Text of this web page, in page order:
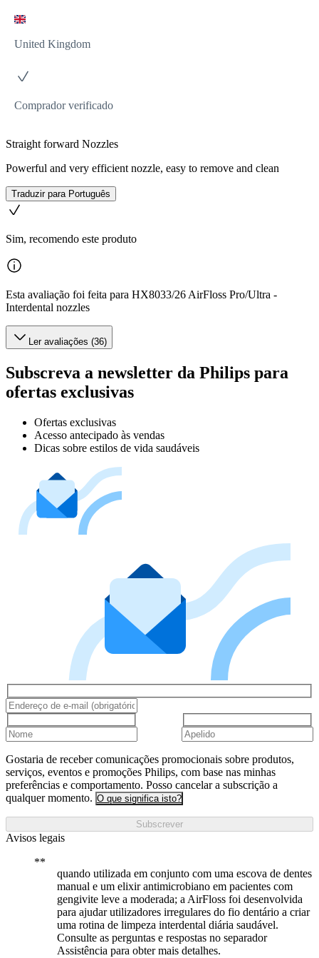
United Kingdom
Comprador verificado
Straight forward Nozzles
Powerful and very efficient nozzle, easy to remove and clean
Traduzir para Português
Sim, recomendo este produto
Esta avaliação foi feita para HX8033/26 AirFloss Pro/Ultra -
Interdental nozzles
Ler avaliações (36)
Subscreva a newsletter da Philips para
ofertas exclusivas
Ofertas exclusivas
Acesso antecipado às vendas
Dicas sobre estilos de vida saudáveis
Gostaria de receber comunicações promocionais sobre produtos,
serviços, eventos e promoções Philips, com base nas minhas
preferências e comportamento. Posso cancelar a subscrição a
qualquer momento. O que significa isto?
Subscrever
Avisos legais
quando utilizada em conjunto com uma escova de dentes
manual e um elixir antimicrobiano em pacientes com
gengivite leve a moderada; a AirFloss foi desenvolvida
para ajudar utilizadores irregulares do fio dentário a criar
uma rotina de limpeza interdental diária saudável.
Consulte as perguntas e respostas no separador
Assistência para obter mais detalhes.